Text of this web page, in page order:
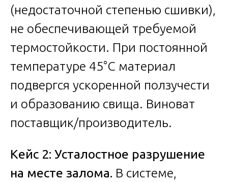
(недостаточной степенью сшивки),
не обеспечивающей требуемой
термостойкости. При постоянной
температуре 45°C материал
подвергся ускоренной ползучести
и образованию свища. Виноват
поставщик/производитель.
Кейс 2: Усталостное разрушение
на месте залома. В системе,